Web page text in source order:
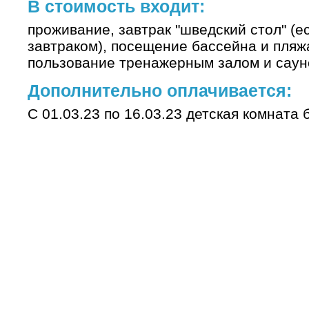
В стоимость входит:
проживание, завтрак "шведский стол"
завтраком), посещение бассейна и
пользование тренажерным залом и
Дополнительно оплачивается:
С 01.03.23 по 16.03.23 детская комната